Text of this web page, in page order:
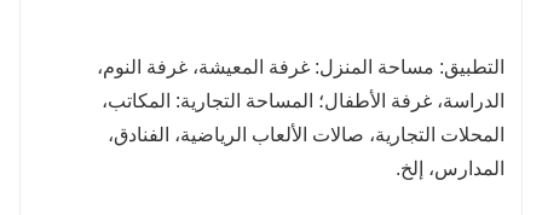
التطبيق: مساحة المنزل: غرفة المعيشة، غرفة النوم،
الدراسة، غرفة الأطفال؛ المساحة التجارية: المكاتب،
المحلات التجارية، صالات الألعاب الرياضية، الفنادق،
المدارس، إلخ.